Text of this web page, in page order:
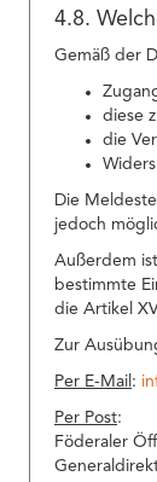
4.8.
Gemäß der
diese
die
Die
jedoch
Außerdem
bestimmte
die Artikel
Zur
Per E-Mail :
Per Post:
Föderaler